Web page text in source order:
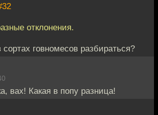
отклонения.
говномесов разбираться?
вах! Какая в попу разница!